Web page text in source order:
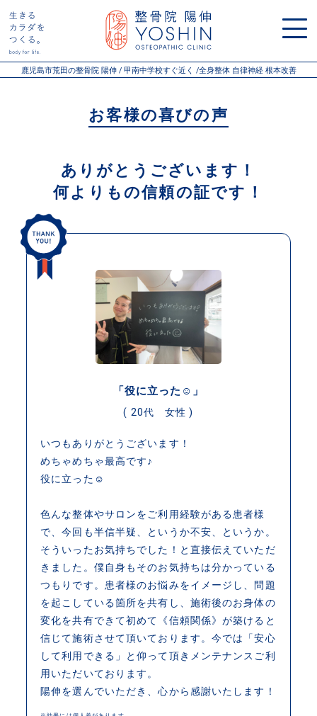
鹿児島市荒田の整骨院 陽伸 / 甲南中学校すぐ近く /全身整体 自律神経 根本改善
お客様の喜びの声
ありがとうございます！
何よりもの信頼の証です！
「役に立った☺」
( 20代 女性 )
いつもありがとうございます！
めちゃめちゃ最高です♪
役に立った☺
色んな整体やサロンをご利用経験がある患者様
で、今回も半信半疑、というか不安、というか。
そういったお気持ちでした！と直接伝えていただ
きました。僕自身もそのお気持ちは分かっている
つもりです。患者様のお悩みをイメージし、問題
を起こしている箇所を共有し、施術後のお身体の
変化を共有できて初めて《信頼関係》が築けると
信じて施術させて頂いております。今では「安心
して利用できる」と仰って頂きメンテナンスご利
用いただいております。
陽伸を選んでいただき、心から感謝いたします！